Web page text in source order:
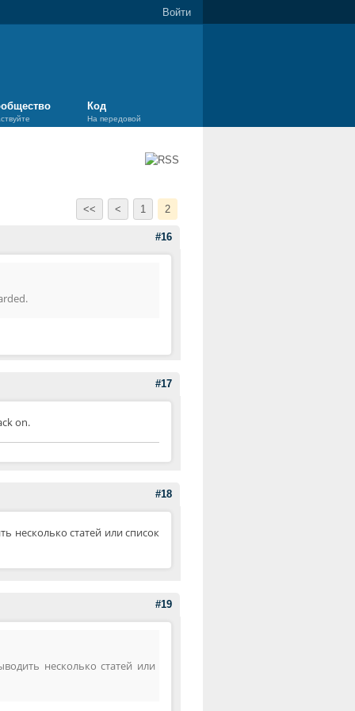
Войти
Код
На передовой
<< < 1 2
#16
#17
on.
#18
несколько статей или список
#19
несколько статей или